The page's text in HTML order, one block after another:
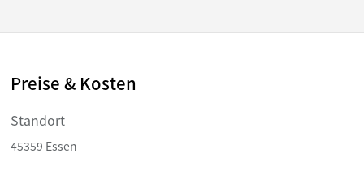
Preise & Kosten
Standort
45359 Essen